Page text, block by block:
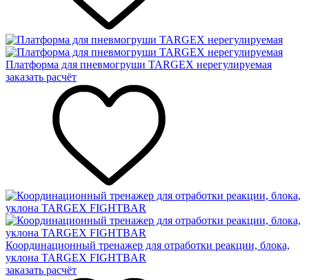
Платформа для пневмогруши TARGEX нерегулируемая
заказать расчёт
Координационный тренажер для отработки реакции, блока,
уклона TARGEX FIGHTBAR
заказать расчёт